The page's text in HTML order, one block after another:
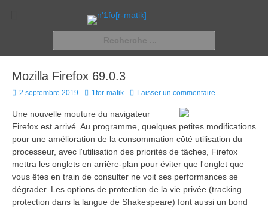
n'1fo[r-matik]
Pour les nymphos d'infos en info…
Mozilla Firefox 69.0.3
Posted
2 septembre 2019 Author
1for-matik Laisser un commentaire
Une nouvelle mouture du navigateur
Firefox est arrivé. Au programme, quelques petites modifications
pour une amélioration de la consommation côté utilisation du
processeur, avec l'utilisation des priorités de tâches, Firefox
mettra les onglets en arrière-plan pour éviter que l'onglet que
vous êtes en train de consulter ne voit ses performances se
dégrader. Les options de protection de la vie privée (tracking
protection dans la langue de Shakespeare) font aussi un bond